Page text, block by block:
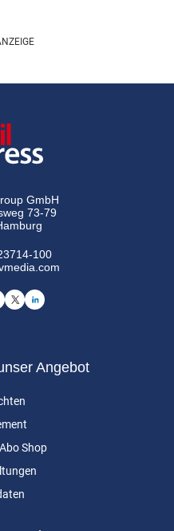
GmbH
73-79
100
Angebot
Shop